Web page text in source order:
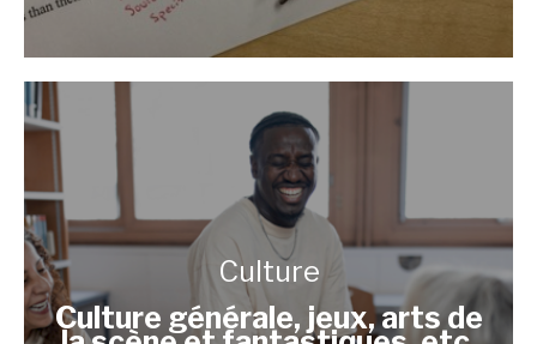
Culture
Culture générale, jeux, arts de